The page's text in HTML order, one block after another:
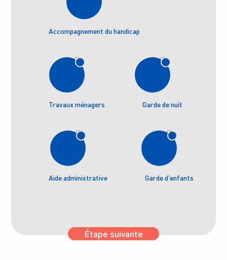
Accompagnement du handicap
Travaux ménagers Garde de nuit
Aide administrative Garde d’enfants
Étape suivante